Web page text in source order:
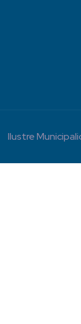
Ilustre